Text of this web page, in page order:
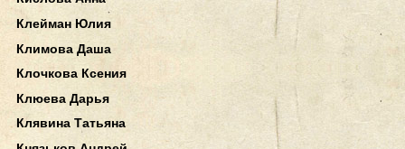
Клейман Юлия
Климова Даша
Клочкова Ксения
Клюева Дарья
Клявина Татьяна